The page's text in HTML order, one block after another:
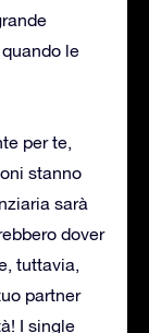
le
per te,
stanno
sarà
dover
tuttavia,
partner
I single